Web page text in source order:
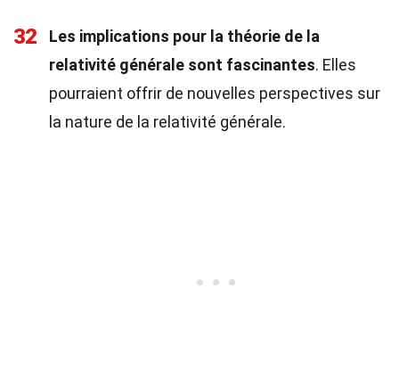
32
Les implications pour la théorie de la
relativité générale sont fascinantes. Elles
pourraient offrir de nouvelles perspectives sur
la nature de la relativité générale.